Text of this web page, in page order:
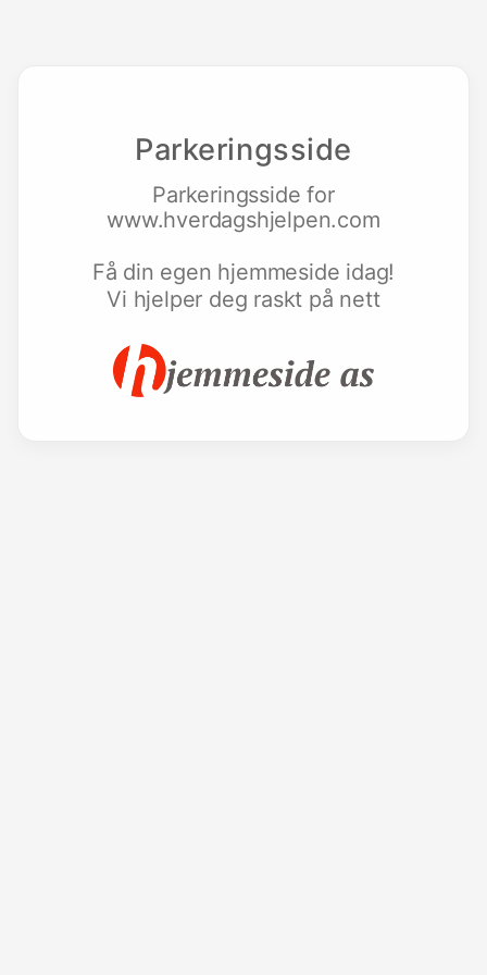
Parkeringsside
Parkeringsside for
www.hverdagshjelpen.com
Få din egen hjemmeside idag!
Vi hjelper deg raskt på nett